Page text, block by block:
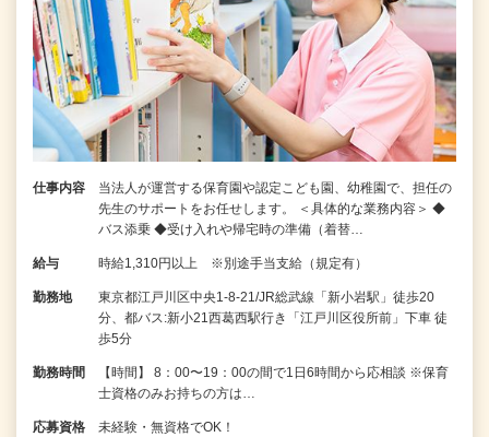
仕事内容
当法人が運営する保育園や認定こども園、幼稚園で、担任の
先生のサポートをお任せします。 ＜具体的な業務内容＞ ◆
バス添乗 ◆受け入れや帰宅時の準備（着替…
給与 時給1,310円以上 ※別途手当支給（規定有）
勤務地
東京都江戸川区中央1-8-21/JR総武線「新小岩駅」徒歩20
分、都バス:新小21西葛西駅行き「江戸川区役所前」下車 徒
歩5分
勤務時間
【時間】 8：00〜19：00の間で1日6時間から応相談 ※保育
士資格のみお持ちの方は…
応募資格 未経験・無資格でOK！